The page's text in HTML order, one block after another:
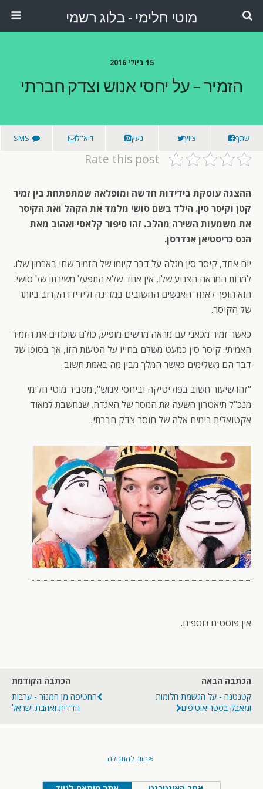
מוטי חלימי - בלוג רשמי
15 ביולי 2016
הזמיר – על יחסי אנוש וצדק חברתי
שתף ציוץ נעץ דוא"ל SMS
Rate this post
ההצגה עוסקת בידידות חדשה ומופלאה שמתפתחת בין זמיר
קטן וקיסר סין. הילד בשם סושי מלמד את הקהל ואת הקיסר
את משמעות השירה מהלב. זהו סיפור קלאסי ואהוב מאת
הנס כריסטיאן אנדרסן.
יום אחד, קיסר סין מגלה על דבר קיומו של הזמיר שחי בארמון שלו.
למרות המראה הצנוע שלו, אין אחד שלא התפעל משירתו של סושי.
הוא הופך לאחד האנשים החשובים במדינה ולידידו הקרוב ביותר
של הקיסר.
כאשר זמיר מכאני עם מראה מרשים מופיע, כולם שוכחים את הזמיר
האמיתי. קיסר סין כמעט משלם בחייו על הטעות הזו, אך בסופו של
דבר הם משלימים כאשר המלך מבין מה באמת חשוב.
"זהו שיעור חשוב בפוליטיקה וביחסי אנוש", מסביר מוטי חלימי
מנכ"ל תיאטרון השעה את המסר של האגדה, שנחשבת למאוד
אקטואלית בימים אלה של חוסר צדק חברתי.
אין פוסטים נוספים.
הכתבה הקודמת
החטיפה מן המנזר - ערבות
הדדית ואהבת ישראל
הכתבה הבאה
קטנטנה - על הגשמת חלומות
ומאבק בסטריאוטיפים
חזור להתחלה